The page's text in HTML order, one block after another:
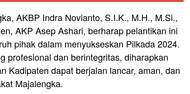
AKBP Indra Novianto, S.I.K., M.H., M.Si.,
AKP Asep Ashari, berharap pelantikan ini
pihak dalam menyukseskan Pilkada 2024.
profesional dan berintegritas, diharapkan
Kadipaten dapat berjalan lancar, aman, dan
Majalengka.